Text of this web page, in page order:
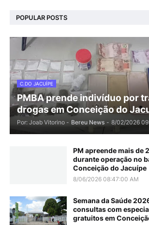
POPULAR POSTS
C.DO JACUÍPE
PMBA prende indivíduo por
drogas em Conceição do
Por: Joab Vitorino - Bereu News - 8/02/2026
PM apreende mais de
durante operação no
Conceição do Jacuípe
8/06/2026 08:47:00 AM
Semana da Saúde
consultas com
gratuitos em